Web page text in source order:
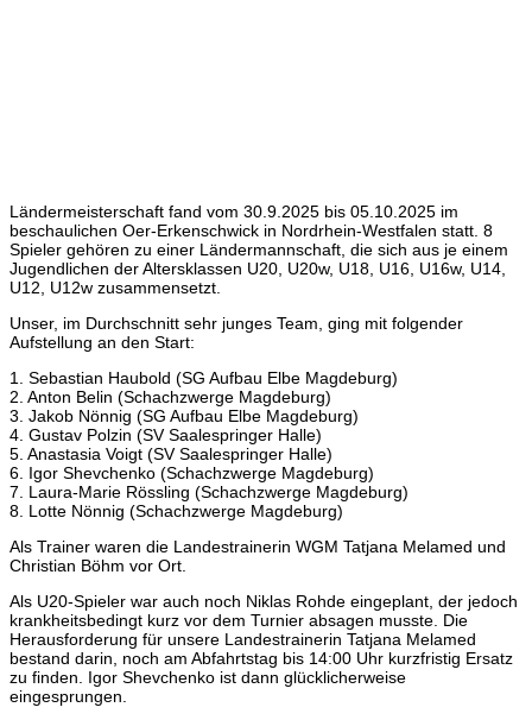
Ländermeisterschaft fand vom 30.9.2025 bis 05.10.2025 im
beschaulichen Oer-Erkenschwick in Nordrhein-Westfalen statt. 8
Spieler gehören zu einer Ländermannschaft, die sich aus je einem
Jugendlichen der Altersklassen U20, U20w, U18, U16, U16w, U14,
U12, U12w zusammensetzt.
Unser, im Durchschnitt sehr junges Team, ging mit folgender
Aufstellung an den Start:
1. Sebastian Haubold (SG Aufbau Elbe Magdeburg)
2. Anton Belin (Schachzwerge Magdeburg)
3. Jakob Nönnig (SG Aufbau Elbe Magdeburg)
4. Gustav Polzin (SV Saalespringer Halle)
5. Anastasia Voigt (SV Saalespringer Halle)
6. Igor Shevchenko (Schachzwerge Magdeburg)
7. Laura-Marie Rössling (Schachzwerge Magdeburg)
8. Lotte Nönnig (Schachzwerge Magdeburg)
Als Trainer waren die Landestrainerin WGM Tatjana Melamed und
Christian Böhm vor Ort.
Als U20-Spieler war auch noch Niklas Rohde eingeplant, der jedoch
krankheitsbedingt kurz vor dem Turnier absagen musste. Die
Herausforderung für unsere Landestrainerin Tatjana Melamed
bestand darin, noch am Abfahrtstag bis 14:00 Uhr kurzfristig Ersatz
zu finden. Igor Shevchenko ist dann glücklicherweise
eingesprungen.